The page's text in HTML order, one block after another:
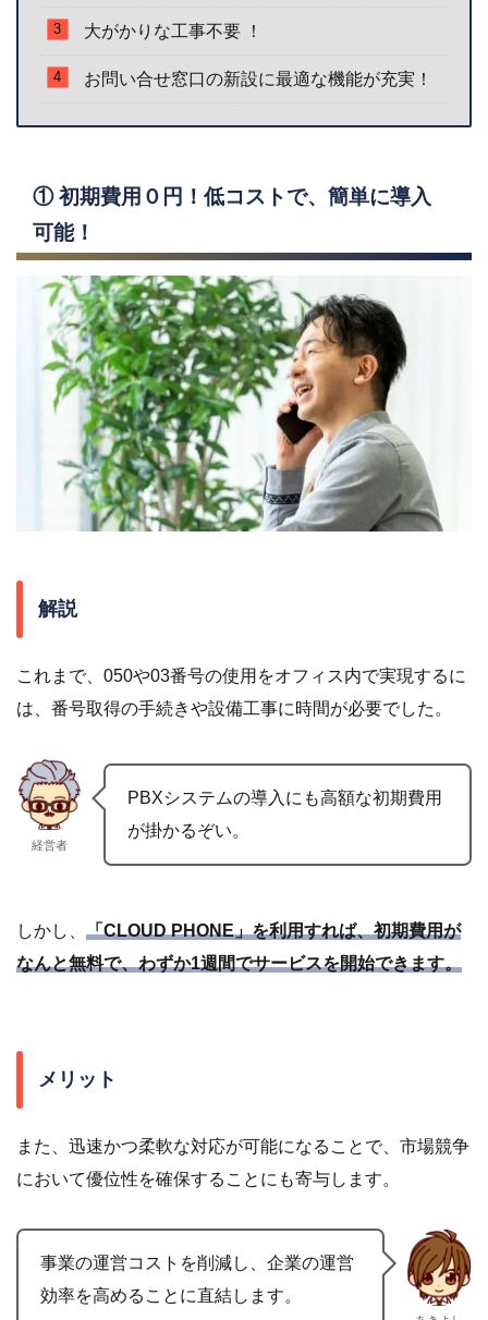
大がかりな工事不要 ！
お問い合せ窓口の新設に最適な機能が充実！
① 初期費用０円！低コストで、簡単に導入
可能！
解説
これまで、050や03番号の使用をオフィス内で実現するに
は、番号取得の手続きや設備工事に時間が必要でした。
経営者
PBXシステムの導入にも高額な初期費用
が掛かるぞい。
しかし、 「CLOUD PHONE」を利用すれば、初期費用が
なんと無料で、わずか1週間でサービスを開始できます。
メリット
また、迅速かつ柔軟な対応が可能になることで、市場競争
において優位性を確保することにも寄与します。
事業の運営コストを削減し、企業の運営
効率を高めることに直結します。